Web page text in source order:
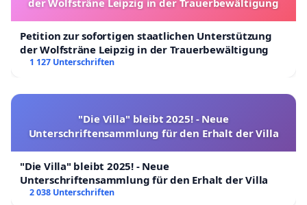
Petition zur sofortigen staatlichen Unterstützung
der Wolfsträne Leipzig in der Trauerbewältigung
1 127 Unterschriften
"Die Villa" bleibt 2025! - Neue
Unterschriftensammlung für den Erhalt der Villa
"Die Villa" bleibt 2025! - Neue
Unterschriftensammlung für den Erhalt der Villa
2 038 Unterschriften